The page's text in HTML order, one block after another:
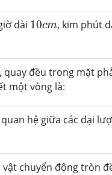
dài 10cm
10cm, kim phút
, quay đều trong mặt
một vòng là:
quan hệ giữa các đại
chuyển động tròn